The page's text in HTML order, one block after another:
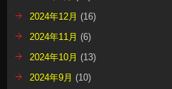
2024年12月 (16)
2024年11月 (6)
2024年10月 (13)
2024年9月 (10)